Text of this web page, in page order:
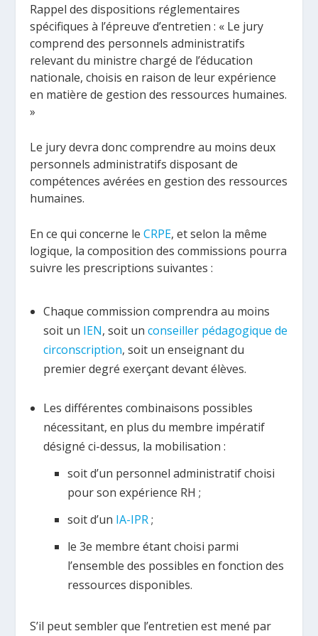
Rappel des dispositions réglementaires
spécifiques à l’épreuve d’entretien : « Le jury
comprend des personnels administratifs
relevant du ministre chargé de l’éducation
nationale, choisis en raison de leur expérience
en matière de gestion des ressources humaines.
»
Le jury devra donc comprendre au moins deux
personnels administratifs disposant de
compétences avérées en gestion des ressources
humaines.
En ce qui concerne leCRPE, et selon la même
logique, la composition des commissions pourra
suivre les prescriptions suivantes :
Chaque commission comprendra au moins
soit un IEN, soit un conseiller pédagogique de
circonscription, soit un enseignant du
premier degré exerçant devant élèves.
Les différentes combinaisons possibles
nécessitant, en plus du membre impératif
désigné ci-dessus, la mobilisation :
soit d’un personnel administratif choisi
pour son expérience RH ;
soit d’un IA-IPR;
le 3e membre étant choisi parmi
l’ensemble des possibles en fonction des
ressources disponibles.
S’il peut sembler que l’entretien est mené par